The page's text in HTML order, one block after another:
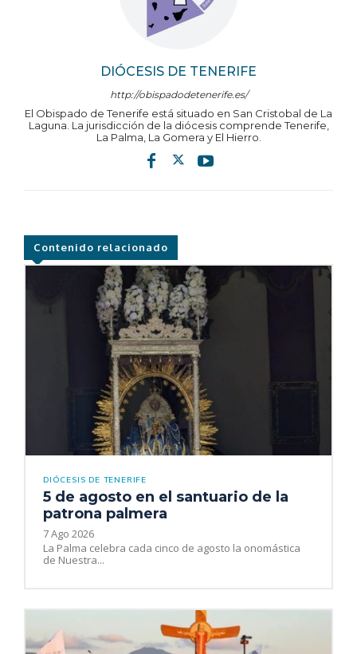
DIÓCESIS DE TENERIFE
http://obispadodetenerife.es/
El Obispado de Tenerife está situado en San Cristobal de La
Laguna. La jurisdicción de la diócesis comprende Tenerife,
La Palma, La Gomera y El Hierro.
Contenido relacionado
DIÓCESIS DE TENERIFE
5 de agosto en el santuario de la
patrona palmera
7 Ago 2026
La Palma celebra cada cinco de agosto la onomástica
de Nuestra...